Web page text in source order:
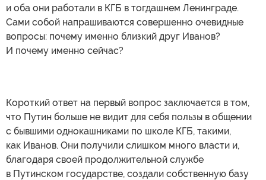
и оба они работали в КГБ в тогдашнем Ленинграде.
Сами собой напрашиваются совершенно очевидные
вопросы: почему именно близкий друг Иванов?
И почему именно сейчас?
Короткий ответ на первый вопрос заключается в том,
что Путин больше не видит для себя пользы в общении
с бывшими однокашниками по школе КГБ, такими,
как Иванов. Они получили слишком много власти и,
благодаря своей продолжительной службе
в Путинском государстве, создали собственную базу